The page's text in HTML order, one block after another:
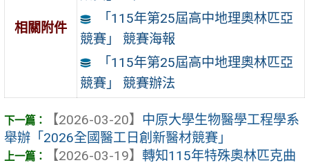
相關附件
「115年第25屆高中地理奧林匹亞
競賽」 競賽海報
「115年第25屆高中地理奧林匹亞
競賽」 競賽辦法
【2026-03-20】 中原大學生物醫學工程學系
舉辦「2026全國醫工日創新醫材競賽」
【2026-03-19】 轉知115年特殊奧林匹克曲